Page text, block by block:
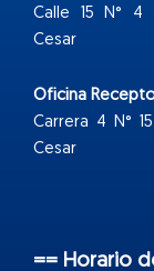
Calle 15 N° 4
Cesar
Oficina
Carrera 4 N°
Cesar
== Horario